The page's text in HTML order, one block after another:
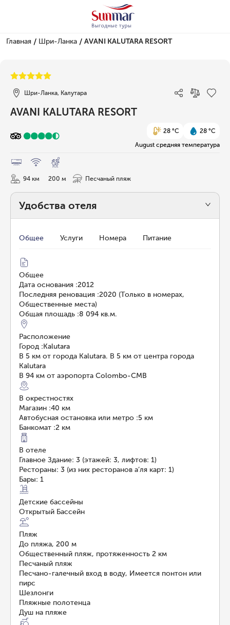
Главная / Шри-Ланка / AVANI KALUTARA RESORT
Шри-Ланка, Калутара
AVANI KALUTARA RESORT
28 °C
28 °C
August средняя температура
94 км 200 м Песчаный пляж
Удобства отеля
Общее Услуги Номера Питание
Общее
Дата основания :2012
Последняя реновация :2020 (Только в номерах,
Общественные места)
Общая площадь :8 094 кв.м.
Расположение
Город :Kalutara
В 5 км от города Kalutara. В 5 км от центра города
Kalutara
В 94 км от аэропорта Colombo-CMB
В окрестностях
Магазин :40 км
Автобусная остановка или метро :5 км
Банкомат :2 км
В отеле
Главное Здание: 3 (этажей: 3, лифтов: 1)
Рестораны: 3 (из них ресторанов а’ля карт: 1)
Бары: 1
Детские бассейны
Открытый Бассейн
Пляж
До пляжа, 200 м
Общественный пляж, протяженность 2 км
Песчаный пляж
Песчано-галечный вход в воду, Имеется понтон или
пирс
Шезлонги
Пляжные полотенца
Душ на пляже